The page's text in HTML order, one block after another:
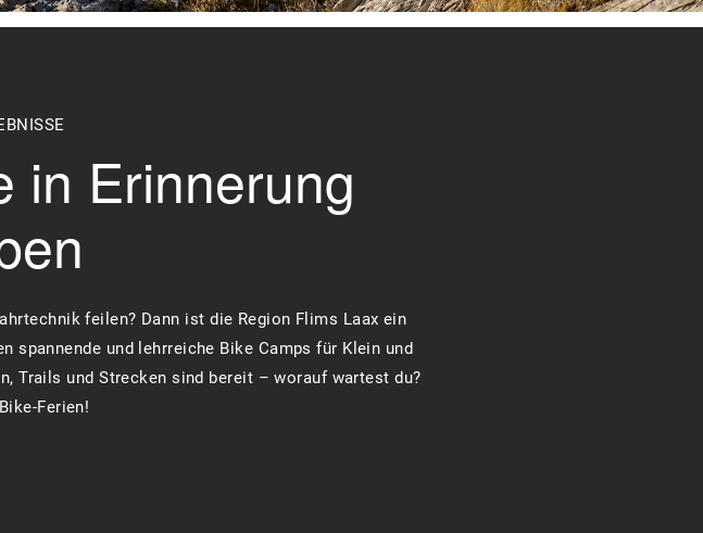
in Erinnerung
feilen? Dann ist die Region Flims Laax ein
spannende und lehrreiche Bike Camps für Klein und
Trails und Strecken sind bereit – worauf wartest du?
Ferien!